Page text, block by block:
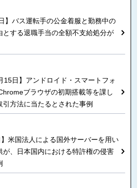
】バス運転手の公金着服と勤務中の
とする退職手当の全額不支給処分が
15日】アンドロイド・スマートフォ
ブラウザの初期搭載等を課し
方法に当たるとされた事例
】米国法人による国外サーバーを用い
が、日本国内における特許権の侵害